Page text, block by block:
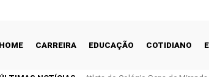
HOME CARREIRA EDUCAÇÃO COTIDIANO